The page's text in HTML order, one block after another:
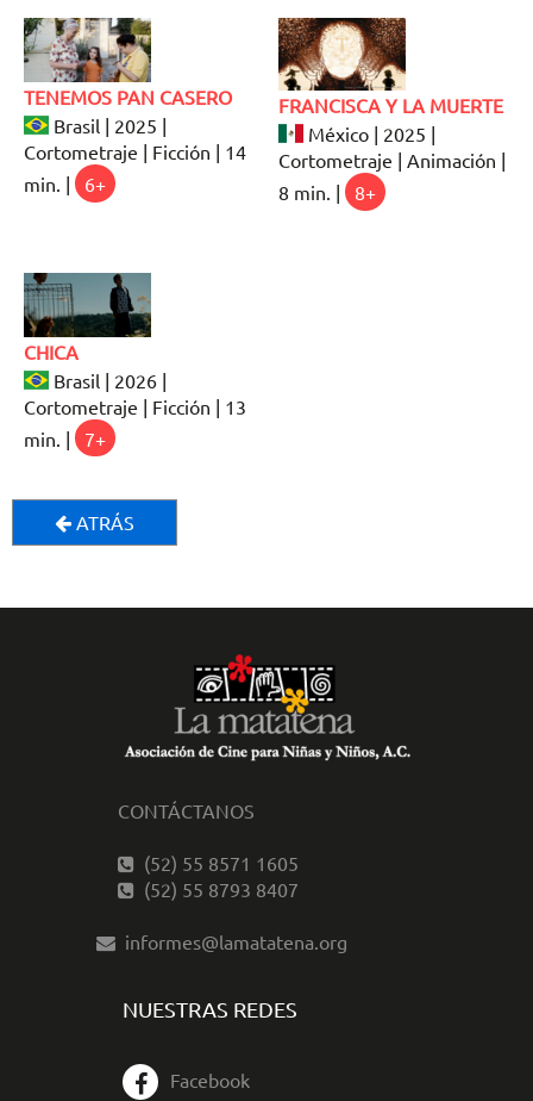
TENEMOS PAN CASERO
Brasil | 2025 |
Cortometraje | Ficción | 14
min. |
6+
FRANCISCA Y LA MUERTE
México | 2025 |
Cortometraje | Animación |
8 min. |
8+
CHICA
Brasil | 2026 |
Cortometraje | Ficción | 13
min. |
7+
ATRÁS
CONTÁCTANOS
(52) 55 8571 1605
(52) 55 8793 8407
informes@lamatatena.org
NUESTRAS REDES
Facebook